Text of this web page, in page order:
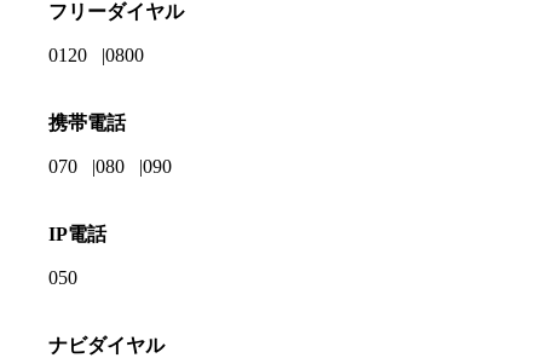
フリーダイヤル
0120 0800
携帯電話
070 080 090
IP電話
050
ナビダイヤル